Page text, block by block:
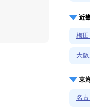
近
梅
大
東
名